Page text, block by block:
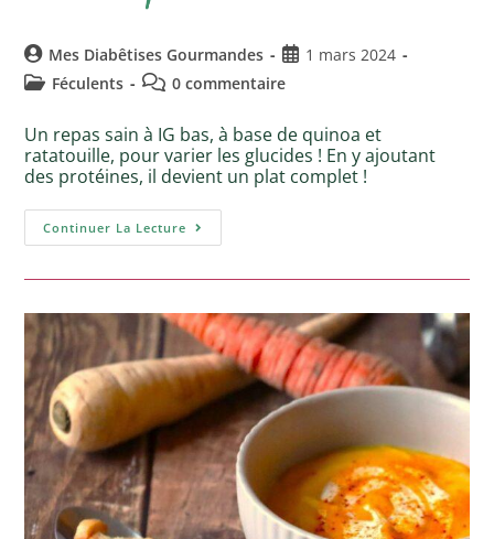
Mes Diabêtises Gourmandes
1 mars 2024
Féculents
0 commentaire
Un repas sain à IG bas, à base de quinoa et
ratatouille, pour varier les glucides ! En y ajoutant
des protéines, il devient un plat complet !
Continuer La Lecture